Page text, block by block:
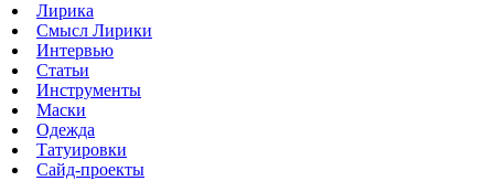
Лирика
Смысл Лирики
Интервью
Статьи
Инструменты
Маски
Одежда
Татуировки
Сайд-проекты